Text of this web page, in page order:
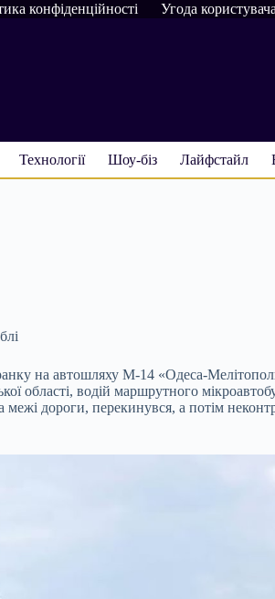
конфіденційності Угода користувача
Технології Шоу-біз Лайфстайл
на автошляху М-14 «Одеса-
області, водій маршрутного
дороги, перекинувся, а потім